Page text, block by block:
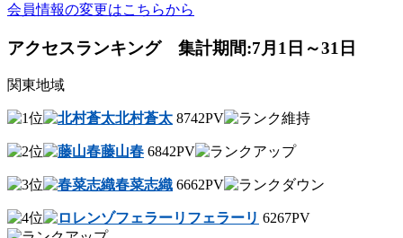
会員情報の変更はこちらから
アクセスランキング 集計期間:7月1日～31日
関東地域
北村蒼太 8742PV
藤山春 6842PV
春菜志織 6662PV
フェラーリ 6267PV